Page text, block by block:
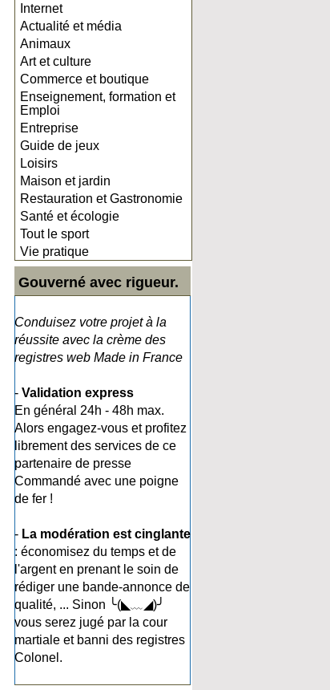
Internet
Actualité et média
Animaux
Art et culture
Commerce et boutique
Enseignement, formation et
Emploi
Entreprise
Guide de jeux
Loisirs
Maison et jardin
Restauration et Gastronomie
Santé et écologie
Tout le sport
Vie pratique
Gouverné avec rigueur.
Conduisez votre projet à la
réussite avec la crème des
registres web Made in France
- Validation express
En général 24h - 48h max.
Alors engagez-vous et profitez
librement des services de ce
partenaire de presse
Commandé avec une poigne
de fer !
- La modération est cinglante
: économisez du temps et de
l'argent en prenant le soin de
rédiger une bande-annonce de
qualité, ... Sinon ╰(◣﹏◢)╯
vous serez jugé par la cour
martiale et banni des registres
Colonel.